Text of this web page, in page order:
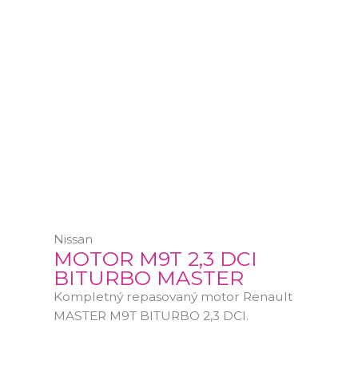
Nissan
MOTOR M9T 2,3 DCI
BITURBO MASTER
Kompletný repasovaný motor Renault
MASTER M9T BITURBO 2,3 DCI.